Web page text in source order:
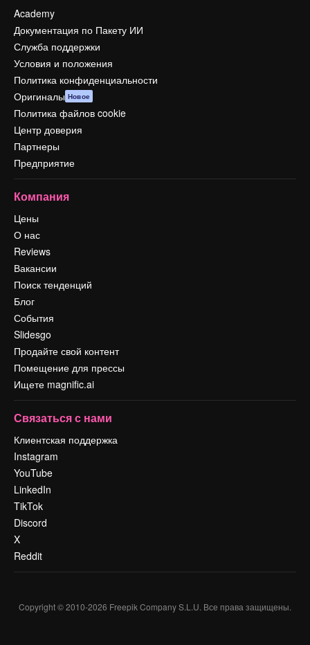
Academy
Документация по Пакету ИИ
Служба поддержки
Условия и положения
Политика конфиденциальности
Оригиналы Новое
Политика файлов cookie
Центр доверия
Партнеры
Предприятие
Компания
Цены
О нас
Reviews
Вакансии
Поиск тенденций
Блог
События
Slidesgo
Продайте свой контент
Помещение для прессы
Ищете magnific.ai
Связаться с нами
Клиентская поддержка
Instagram
YouTube
LinkedIn
TikTok
Discord
X
Reddit
Copyright © 2010-2026 Freepik Company S.L.U. Все права защищены.